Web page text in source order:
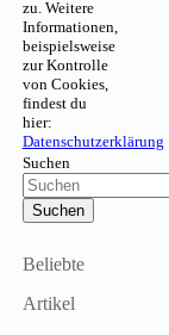
zu. Weitere
Informationen,
beispielsweise
zur Kontrolle
von Cookies,
findest du
hier:
Datenschutzerklärung
Suchen
Beliebte
Artikel